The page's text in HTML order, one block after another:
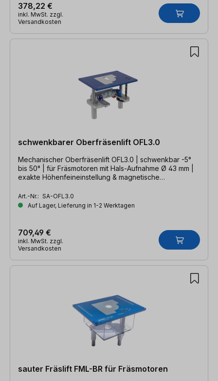
378,22 €
inkl. MwSt. zzgl.
Versandkosten
schwenkbarer Oberfräsenlift OFL3.0
Mechanischer Oberfräsenlift OFL3.0 | schwenkbar -5°
bis 50° | für Fräsmotoren mit Hals-Aufnahme Ø 43 mm |
exakte Höhenfeineinstellung & magnetische
Art.-Nr.: SA-OFL3.0
Auf Lager, Lieferung in 1-2 Werktagen
709,49 €
inkl. MwSt. zzgl.
Versandkosten
sauter Fräslift FML-BR für Fräsmotoren